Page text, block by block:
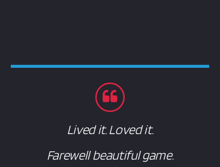
Lived it. Loved it.
Farewell beautiful game.